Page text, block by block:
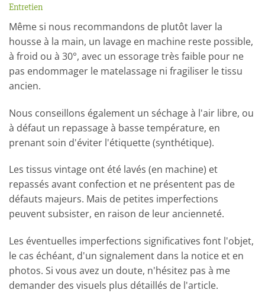
Entretien
Même si nous recommandons de plutôt laver la
housse à la main, un lavage en machine reste possible,
à froid ou à 30°, avec un essorage très faible pour ne
pas endommager le matelassage ni fragiliser le tissu
ancien.
Nous conseillons également un séchage à l'air libre, ou
à défaut un repassage à basse température, en
prenant soin d'éviter l'étiquette (synthétique).
Les tissus vintage ont été lavés (en machine) et
repassés avant confection et ne présentent pas de
défauts majeurs. Mais de petites imperfections
peuvent subsister, en raison de leur ancienneté.
Les éventuelles imperfections significatives font l'objet,
le cas échéant, d'un signalement dans la notice et en
photos. Si vous avez un doute, n'hésitez pas à me
demander des visuels plus détaillés de l'article.